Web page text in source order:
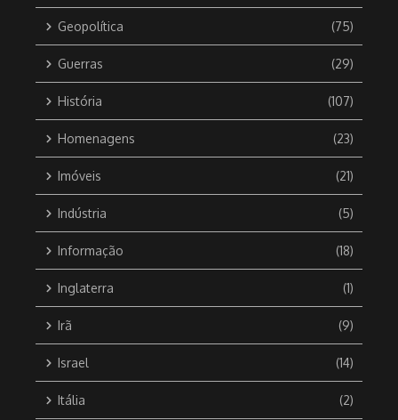
Geopolítica (75)
Guerras (29)
História (107)
Homenagens (23)
Imóveis (21)
Indústria (5)
Informação (18)
Inglaterra (1)
Irã (9)
Israel (14)
Itália (2)